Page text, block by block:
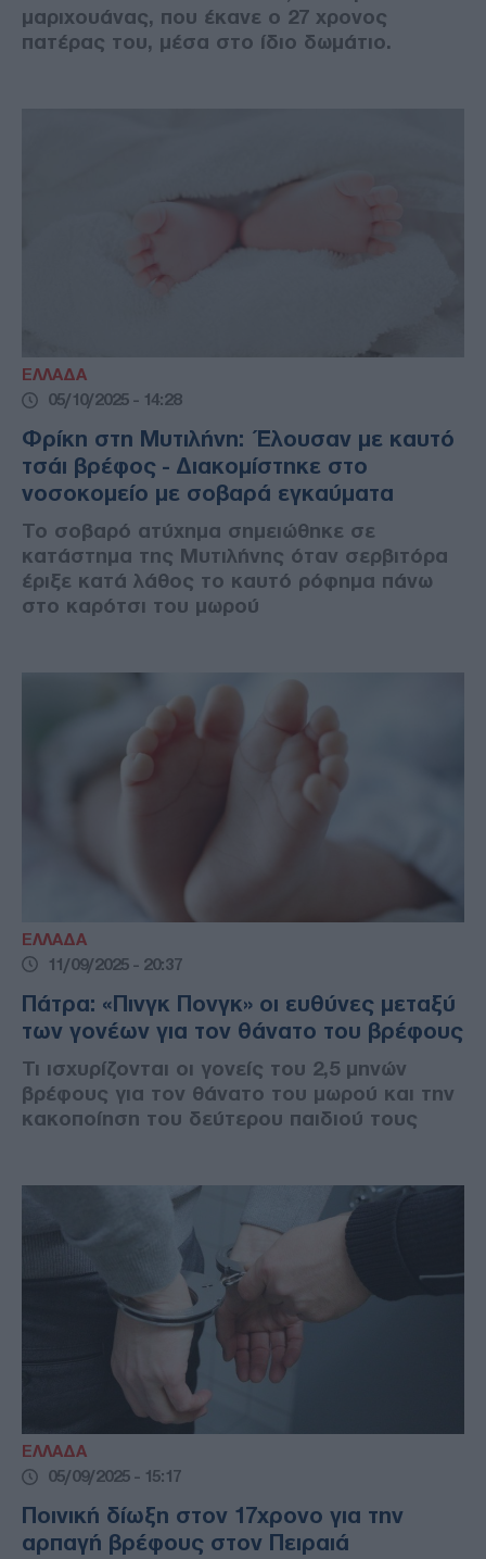
μαριχουάνας, που έκανε ο 27 χρονος
πατέρας του, μέσα στο ίδιο δωμάτιο.
ΕΛΛΑΔΑ
05/10/2025 - 14:28
Φρίκη στη Μυτιλήνη: Έλουσαν με καυτό
τσάι βρέφος - Διακομίστηκε στο
νοσοκομείο με σοβαρά εγκαύματα
Το σοβαρό ατύχημα σημειώθηκε σε
κατάστημα της Μυτιλήνης όταν σερβιτόρα
έριξε κατά λάθος το καυτό ρόφημα πάνω
στο καρότσι του μωρού
ΕΛΛΑΔΑ
11/09/2025 - 20:37
Πάτρα: «Πινγκ Πονγκ» οι ευθύνες μεταξύ
των γονέων για τον θάνατο του βρέφους
Τι ισχυρίζονται οι γονείς του 2,5 μηνών
βρέφους για τον θάνατο του μωρού και την
κακοποίηση του δεύτερου παιδιού τους
ΕΛΛΑΔΑ
05/09/2025 - 15:17
Ποινική δίωξη στον 17χρονο για την
αρπαγή βρέφους στον Πειραιά